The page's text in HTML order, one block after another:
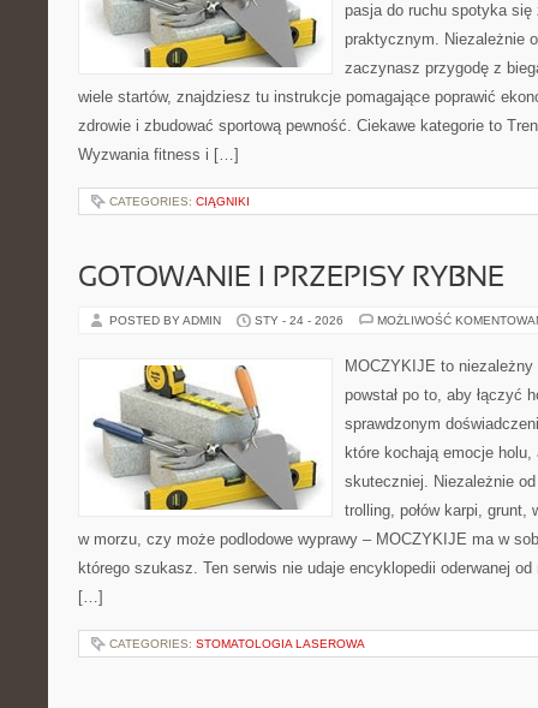
pasja do ruchu spotyka się
praktycznym. Niezależnie
zaczynasz przygodę z
wiele startów, znajdziesz tu instrukcje pomagające poprawić
zdrowie i zbudować sportową pewność. Ciekawe kategorie to
Wyzwania fitness i […]
CATEGORIES: CIĄGNIKI
GOTOWANIE I PRZEPISY RYBNE
POSTED BY ADMIN STY - 24 - 2026 MOŻLIWOŚĆ
MOCZYKIJE to
powstał po to, aby łączyć
sprawdzonym
które kochają emocje
skuteczniej. Niezależnie
trolling, połów karpi, grunt,
w morzu, czy może podlodowe wyprawy – MOCZYKIJE ma w
którego szukasz. Ten serwis nie udaje encyklopedii oderwanej
[…]
CATEGORIES: STOMATOLOGIA LASEROWA